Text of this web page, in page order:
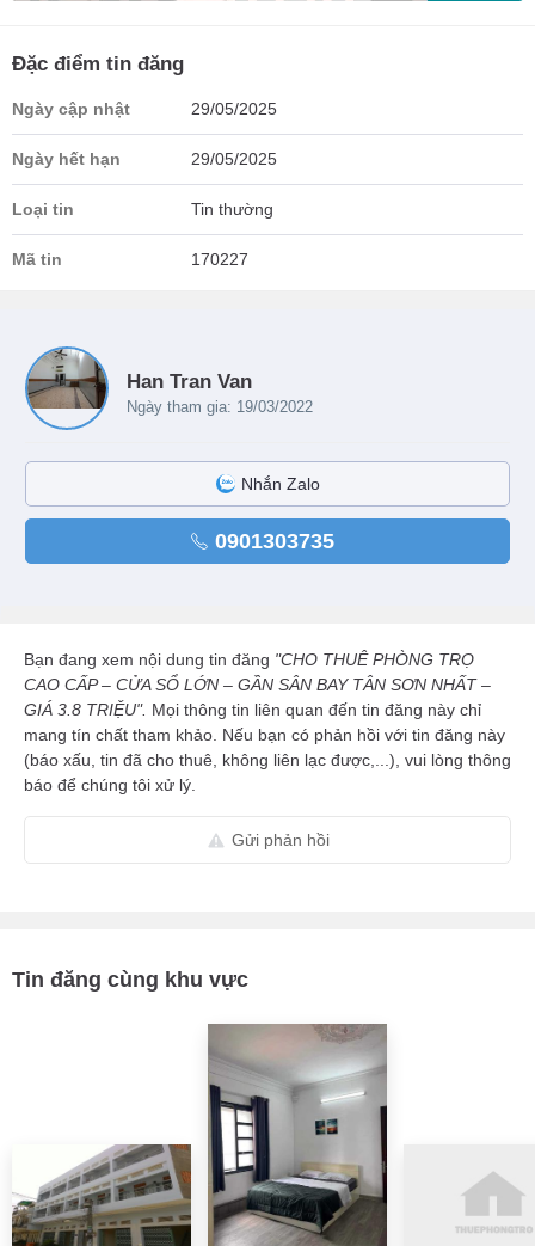
Đặc điểm tin đăng
Ngày cập nhật 29/05/2025
Ngày hết hạn 29/05/2025
Loại tin Tin thường
Mã tin 170227
Han Tran Van
Ngày tham gia: 19/03/2022
Nhắn Zalo
0901303735
Bạn đang xem nội dung tin đăng "CHO THUÊ PHÒNG TRỌ
CAO CẤP – CỬA SỔ LỚN – GẦN SÂN BAY TÂN SƠN NHẤT –
GIÁ 3.8 TRIỆU". Mọi thông tin liên quan đến tin đăng này chỉ
mang tín chất tham khảo. Nếu bạn có phản hồi với tin đăng này
(báo xấu, tin đã cho thuê, không liên lạc được,...), vui lòng thông
báo để chúng tôi xử lý.
Gửi phản hồi
Tin đăng cùng khu vực